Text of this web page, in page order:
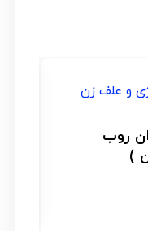
روب
)